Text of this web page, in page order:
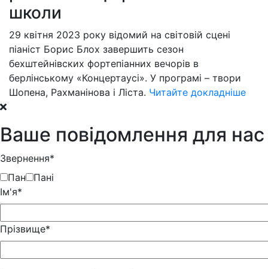
школи
29 квітня 2023 року відомий на світовій сцені
піаніст Борис Блох завершить сезон
бехштейнівских фортепіанних вечорів в
берлінському «Концертаусі». У програмі – твори
Шопена, Рахманінова і Ліста. Читайте докладніше
Ваше повідомлення для нас
Звернення*
Пан
Пані
Iм'я*
Прізвище*